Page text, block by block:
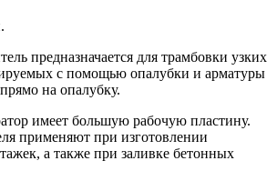
предназначается для трамбовки узких
с помощью опалубки и арматуры
на опалубку.
имеет большую рабочую пластину.
применяют при изготовлении
а также при заливке бетонных